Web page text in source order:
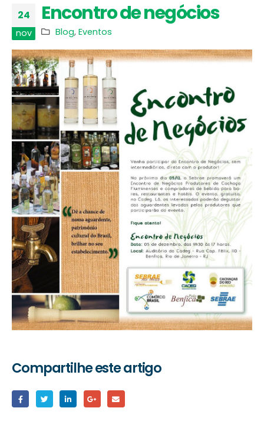
24
nov
Encontro de negócios
Blog,Eventos
Compartilhe este artigo